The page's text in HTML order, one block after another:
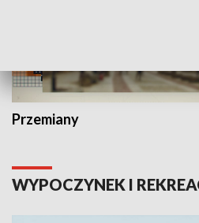
Przemiany
WYPOCZYNEK I